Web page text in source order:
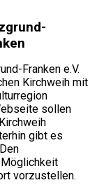
Franken e.V.
Kirchweih mit
sollen
gibt es
vorzustellen.